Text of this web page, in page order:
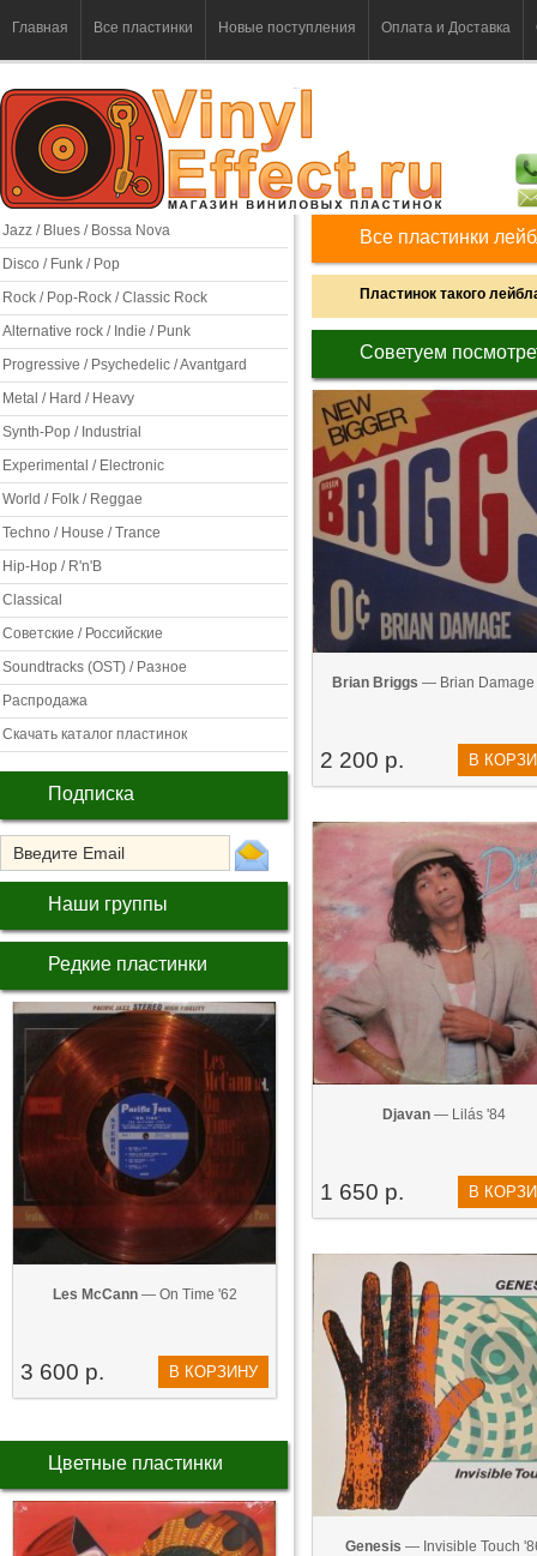
Главная Все пластинки Новые поступления Оплата и Доставка
Jazz / Blues / Bossa Nova
Disco / Funk / Pop
Rock / Pop-Rock / Classic Rock
Alternative rock / Indie / Punk
Progressive / Psychedelic / Avantgard
Metal / Hard / Heavy
Synth-Pop / Industrial
Experimental / Electronic
World / Folk / Reggae
Techno / House / Trance
Hip-Hop / R'n'B
Classical
Советские / Российские
Soundtracks (OST) / Разное
Распродажа
Скачать каталог пластинок
Подписка
Наши группы
Редкие пластинки
Les McCann— On Time '62
3 600 р. В КОРЗИНУ
Цветные пластинки
Все пластинки
Пластинок такого
Советуем
Brian Briggs — Brian Damage
2 200 р. В
Djavan — Lilás '84
1 650 р. В
Genesis — Invisible Touch